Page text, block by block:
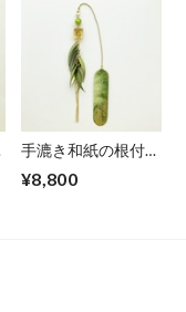
手漉き和紙の根付
¥8,800